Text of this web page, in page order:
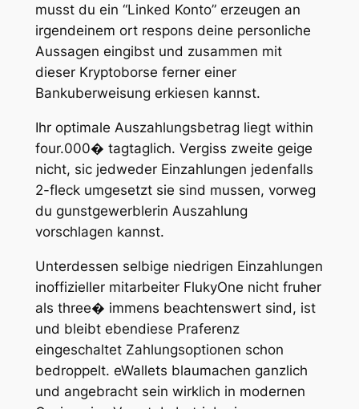
musst du ein “Linked Konto” erzeugen an
irgendeinem ort respons deine personliche
Aussagen eingibst und zusammen mit
dieser Kryptoborse ferner einer
Bankuberweisung erkiesen kannst.
Ihr optimale Auszahlungsbetrag liegt within
four.000� tagtaglich. Vergiss zweite geige
nicht, sic jedweder Einzahlungen jedenfalls
2-fleck umgesetzt sie sind mussen, vorweg
du gunstgewerblerin Auszahlung
vorschlagen kannst.
Unterdessen selbige niedrigen Einzahlungen
inoffizieller mitarbeiter FlukyOne nicht fruher
als three� immens beachtenswert sind, ist
und bleibt ebendiese Praferenz
eingeschaltet Zahlungsoptionen schon
bedroppelt. eWallets blaumachen ganzlich
und angebracht sein wirklich in modernen